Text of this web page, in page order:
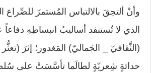
وأنْ ألتحِقَ بالالتباس المُستمرّ للصِّراع
الذي لا تُستنفد أساليبُ انبساطِهِ دفاعاً
(الثَّقافيّ _ الجَماليّ) المَغدور؛ إثرَ
حداثةٍ شِعريّةٍ لطالَما تأسَّسَتْ على